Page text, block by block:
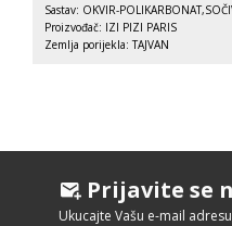
Sastav: OKVIR-
Proizvođač: IZI PIZI PARIS
Zemlja porijekla: TAJVAN
Prijavite se
Ukucajte Vašu e-mail